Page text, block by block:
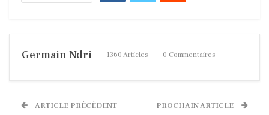
Germain Ndri 1360 Articles 0 Commentaires
ARTICLE PRÉCÉDENT PROCHAIN ARTICLE